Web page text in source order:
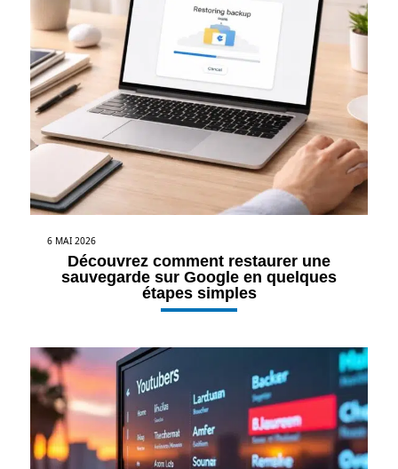
6 MAI 2026
Découvrez comment restaurer une
sauvegarde sur Google en quelques
étapes simples